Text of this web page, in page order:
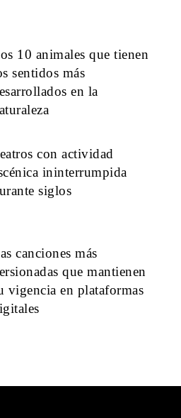
10 animales que tienen
sentidos más
en la
con actividad
ininterrumpida
siglos
canciones más
que mantienen
vigencia en plataformas